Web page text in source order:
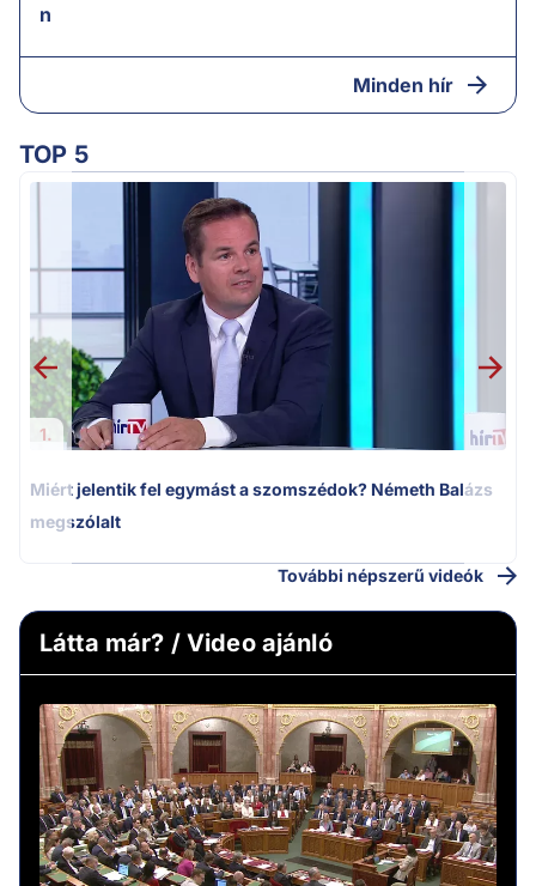
n
Minden hír
TOP 5
1.
Miért jelentik fel egymást a szomszédok? Németh Balázs
megszólalt
További népszerű videók
Látta már? / Video ajánló